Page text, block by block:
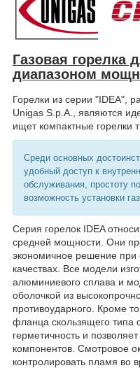
Газовая горелка
диапазоном
Горелки из серии "IDEA",
Unigas S.p.A., являются
ищет компактные горелки
Среди основных
удобный доступ к
обслуживания, простоту
возможность установки
Серия горелок IDEA
средней мощности. Они
экономичное решение при
качествах. Все модели
алюминиевого сплава и
оболочкой из
противоударного. Кроме
фланца скользящего типа
герметичность и
компонентов. Смотровое
контролировать пламя во